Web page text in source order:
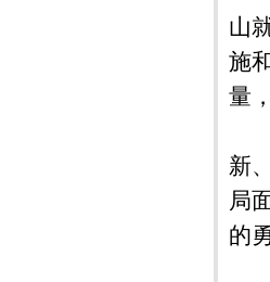
山
施
量
新
局
的